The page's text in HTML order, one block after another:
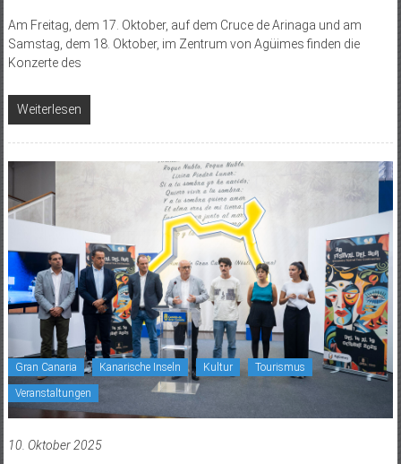
Am Freitag, dem 17. Oktober, auf dem Cruce de Arinaga und am
Samstag, dem 18. Oktober, im Zentrum von Agüimes finden die
Konzerte des
Weiterlesen
Gran Canaria Kanarische Inseln Kultur Tourismus
Veranstaltungen
10. Oktober 2025